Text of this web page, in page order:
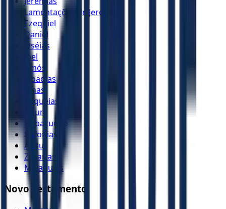
Lamentações de Jeremias
Ezequiel
Daniel
Oséias
Joel
Amós
Obadias
Jonas
Miquéias
Naum
Habacuque
Sofonias
Ageu
Zacarias
Malaquias
Novo Testamento